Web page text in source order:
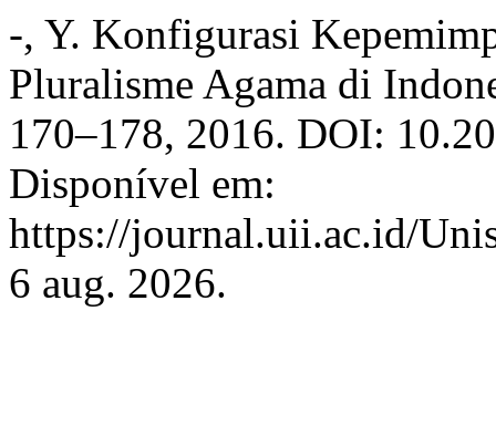
-, Y. Konfigurasi
Pluralisme Agama di
170–178, 2016. DOI:
Disponível em:
https://journal.uii.ac.id/
6 aug. 2026.